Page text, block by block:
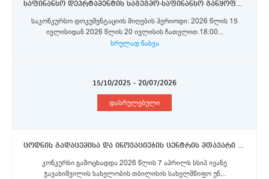
საფინანსო დეპრტამენტის საგეგმო-საფინანსო განყოფილების მთავარი სპეციალისტი (I კატეგორია)
საკონკურსო დოკუმენტაციის მიღების პერიოდი: 2026 წლის 15
ივლისიდან 2026 წლის 20 ივლისის ჩათვლით.18:00...
სრულად ნახვა
15/10/2025 - 20/07/2026
დასრულებული
ცოდნის გადაცემისა და ინოვაციების ცენტრის მთავარი სპეციალისტის (I კატეგორია)
კონკურსი გამოცხადდა 2026 წლის 7 აპრილს სსიპ ივანე
ჯავახიშვილის სახელობის თბილისის სახელმწიფო უნ...